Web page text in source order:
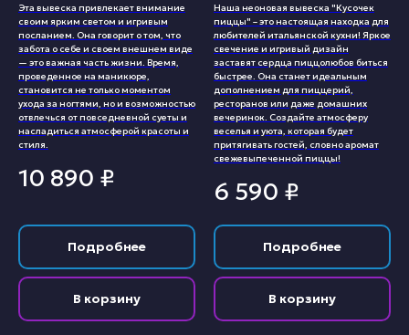
Эта вывеска привлекает внимание
своим ярким светом и игривым
посланием. Она говорит о том, что
забота о себе и своем внешнем виде
— это важная часть жизни. Время,
проведенное на маникюре,
становится не только моментом
ухода за ногтями, но и возможностью
отвлечься от повседневной суеты и
насладиться атмосферой красоты и
стиля.
10 890 ₽
Подробнее
В корзину
Наша неоновая вывеска "Кусочек
пиццы" – это настоящая находка для
любителей итальянской кухни! Яркое
свечение и игривый дизайн
заставят сердца пиццолюбов биться
быстрее. Она станет идеальным
дополнением для пиццерий,
ресторанов или даже домашних
вечеринок. Создайте атмосферу
веселья и уюта, которая будет
притягивать гостей, словно аромат
свежевыпеченной пиццы!
6 590 ₽
Подробнее
В корзину